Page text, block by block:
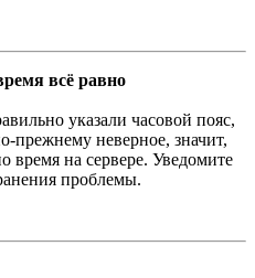
всё равно
указали часовой пояс,
прежнему неверное, значит,
время на сервере. Уведомите
проблемы.